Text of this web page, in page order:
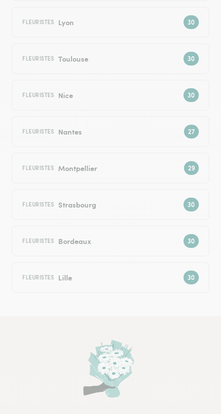
FLEURISTES Lyon
FLEURISTES Toulouse
FLEURISTES Nice
FLEURISTES Nantes
FLEURISTES Montpellier
FLEURISTES Strasbourg
FLEURISTES Bordeaux
FLEURISTES Lille